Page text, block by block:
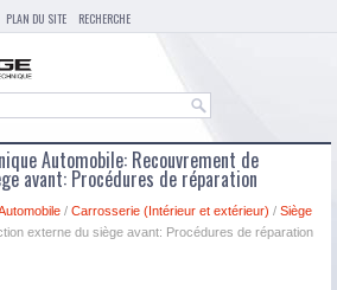
PLAN DU SITE RECHERCHE
Automobile: Recouvrement de
avant: Procédures de réparation
/ Carrosserie (Intérieur et extérieur) / Siège
externe du siège avant: Procédures de réparation